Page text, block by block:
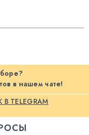
в нашем чате!
TELEGRAM